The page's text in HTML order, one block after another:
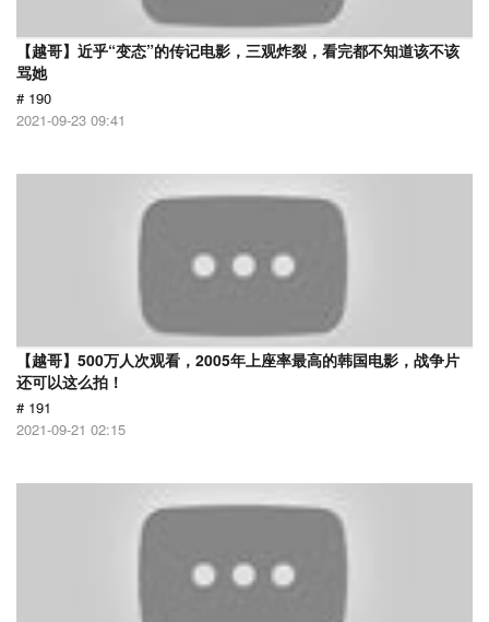
【越哥】近乎“变态”的传记电影，三观炸裂，看完都不知道该不该
骂她
# 190
2021-09-23 09:41
【越哥】500万人次观看，2005年上座率最高的韩国电影，战争片
还可以这么拍！
# 191
2021-09-21 02:15